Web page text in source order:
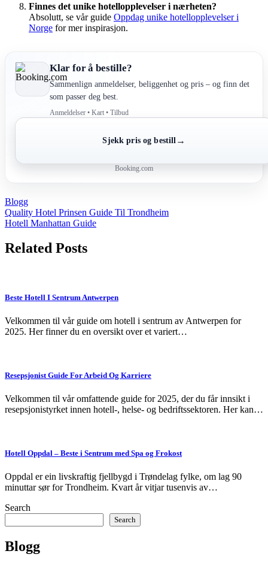
Finnes det unike hotellopplevelser i nærheten?
Absolutt, se vår guide Oppdag unike hotellopplevelser i
Norge for mer inspirasjon.
Klar for å bestille?
Sammenlign anmeldelser, beliggenhet og pris – og finn det
som passer deg best.
Anmeldelser • Kart • Tilbud
Sjekk pris og bestill →
Booking.com
Blogg
Post
navigation
Quality Hotel Prinsen Guide Til Trondheim
Hotell Manhattan Guide
Related Posts
Beste Hotell I Sentrum Antwerpen
Velkommen til vår guide om hotell i sentrum av Antwerpen for
2025. Her finner du en oversikt over et variert…
Resepsjonist Guide For Arbeid Og Karriere
Velkommen til vår omfattende guide for 2025, der du får innsikt i
resepsjonistyrket innen hotell-, helse- og bedriftssektoren. Her kan…
Hotell Oppdal – Beste i Sentrum med Spa og Frokost
Oppdal er ein livskraftig fjellbygd i Trøndelag fylke, om lag 90
minuttar sør for Trondheim. Kvart år vitjar tusenvis av…
Search
Search
Blogg